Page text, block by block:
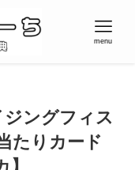
menu
ジングフィス
たりカード